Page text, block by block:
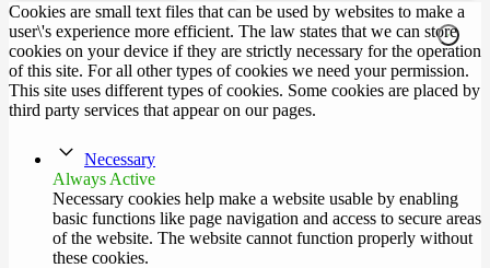
Cookies are small text files that can be used by websites to make a
user\'s experience more efficient. The law states that we can store
cookies on your device if they are strictly necessary for the operation
of this site. For all other types of cookies we need your permission.
This site uses different types of cookies. Some cookies are placed by
third party services that appear on our pages.
Necessary
Always Active
Necessary cookies help make a website usable by enabling
basic functions like page navigation and access to secure areas
of the website. The website cannot function properly without
these cookies.